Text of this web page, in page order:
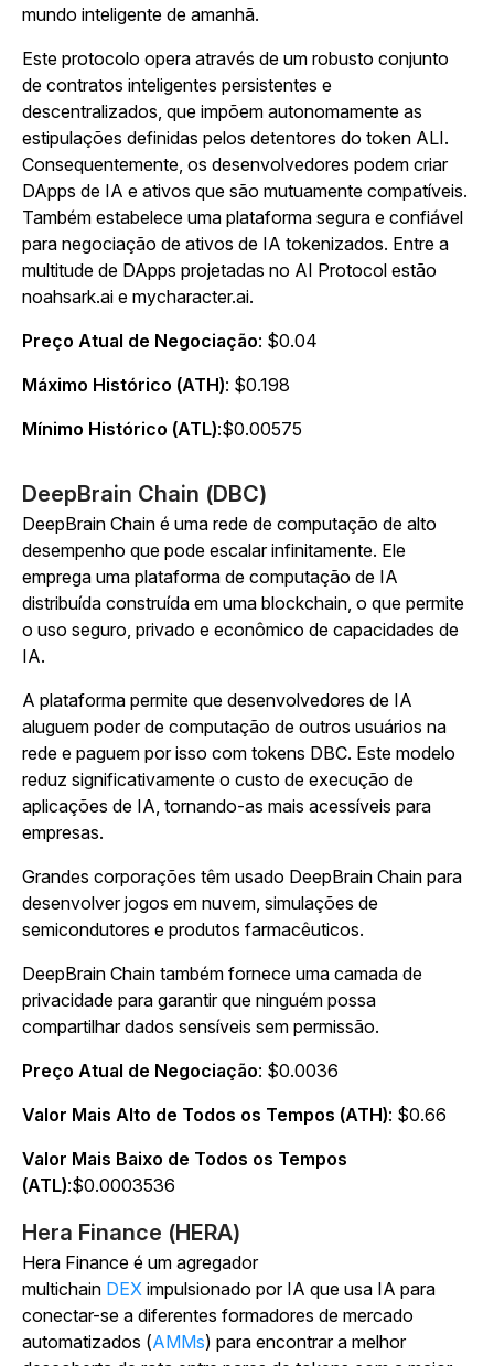
mundo inteligente de amanhã.
Este protocolo opera através de um robusto conjunto
de contratos inteligentes persistentes e
descentralizados, que impõem autonomamente as
estipulações definidas pelos detentores do token ALI.
Consequentemente, os desenvolvedores podem criar
DApps de IA e ativos que são mutuamente compatíveis.
Também estabelece uma plataforma segura e confiável
para negociação de ativos de IA tokenizados. Entre a
multitude de DApps projetadas no AI Protocol estão
noahsark.ai e mycharacter.ai.
Preço Atual de Negociação: $0.04
Máximo Histórico (ATH): $0.198
Mínimo Histórico (ATL):$0.00575
DeepBrain Chain (DBC)
DeepBrain Chain é uma rede de computação de alto
desempenho que pode escalar infinitamente. Ele
emprega uma plataforma de computação de IA
distribuída construída em uma blockchain, o que permite
o uso seguro, privado e econômico de capacidades de
IA.
A plataforma permite que desenvolvedores de IA
aluguem poder de computação de outros usuários na
rede e paguem por isso com tokens DBC. Este modelo
reduz significativamente o custo de execução de
aplicações de IA, tornando-as mais acessíveis para
empresas.
Grandes corporações têm usado DeepBrain Chain para
desenvolver jogos em nuvem, simulações de
semicondutores e produtos farmacêuticos.
DeepBrain Chain também fornece uma camada de
privacidade para garantir que ninguém possa
compartilhar dados sensíveis sem permissão.
Preço Atual de Negociação: $0.0036
Valor Mais Alto de Todos os Tempos (ATH): $0.66
Valor Mais Baixo de Todos os Tempos
(ATL):$0.0003536
Hera Finance (HERA)
Hera Finance é um agregador
multichain DEX impulsionado por IA que usa IA para
conectar-se a diferentes formadores de mercado
automatizados (AMMs) para encontrar a melhor